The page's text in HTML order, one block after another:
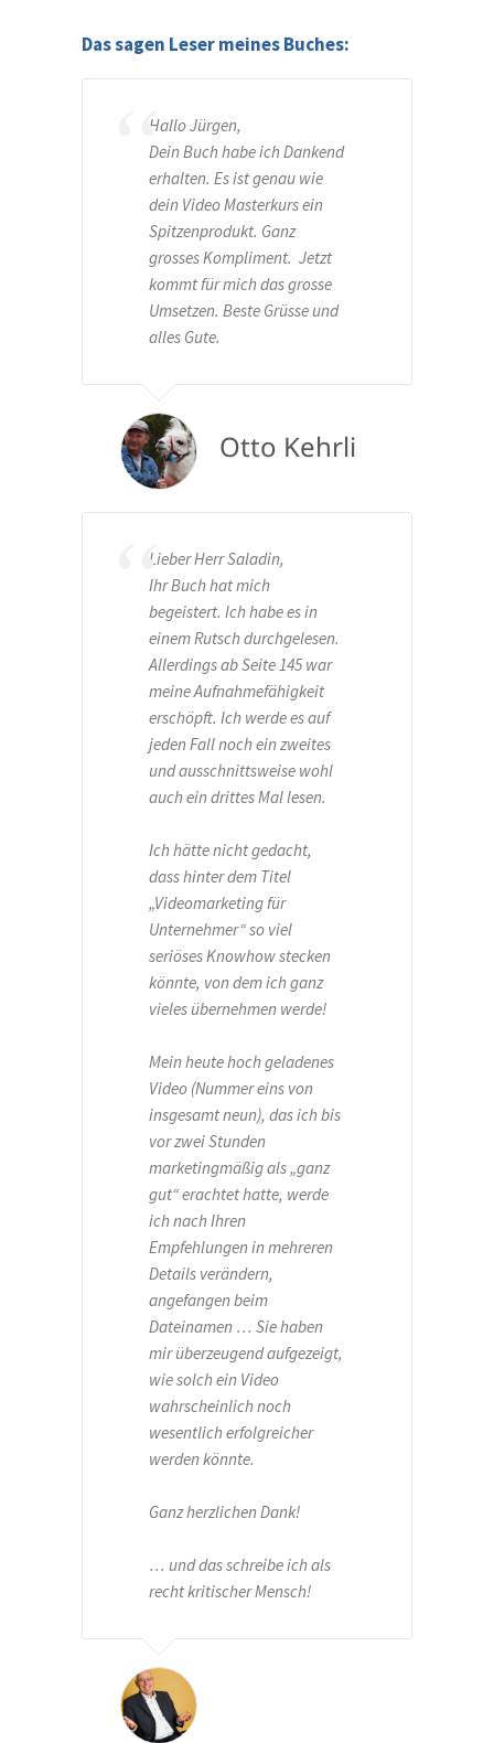
Das sagen Leser meines Buches:
Hallo Jürgen,
Dein Buch habe ich Dankend
erhalten. Es ist genau wie
dein Video Masterkurs ein
Spitzenprodukt. Ganz
grosses Kompliment. Jetzt
kommt für mich das grosse
Umsetzen. Beste Grüsse und
alles Gute.
Otto Kehrli
Lieber Herr Saladin,
Ihr Buch hat mich
begeistert. Ich habe es in
einem Rutsch durchgelesen.
Allerdings ab Seite 145 war
meine Aufnahmefähigkeit
erschöpft. Ich werde es auf
jeden Fall noch ein zweites
und ausschnittsweise wohl
auch ein drittes Mal lesen.
Ich hätte nicht gedacht,
dass hinter dem Titel
„Videomarketing für
Unternehmer“ so viel
seriöses Knowhow stecken
könnte, von dem ich ganz
vieles übernehmen werde!
Mein heute hoch geladenes
Video (Nummer eins von
insgesamt neun), das ich bis
vor zwei Stunden
marketingmäßig als „ganz
gut“ erachtet hatte, werde
ich nach Ihren
Empfehlungen in mehreren
Details verändern,
angefangen beim
Dateinamen … Sie haben
mir überzeugend aufgezeigt,
wie solch ein Video
wahrscheinlich noch
wesentlich erfolgreicher
werden könnte.
Ganz herzlichen Dank!
… und das schreibe ich als
recht kritischer Mensch!